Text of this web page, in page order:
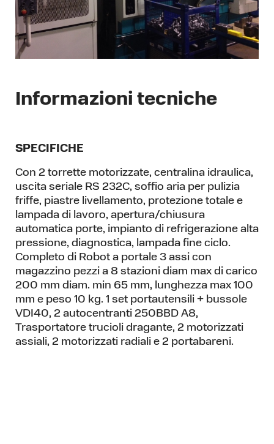
Informazioni tecniche
SPECIFICHE
Con 2 torrette motorizzate, centralina idraulica,
uscita seriale RS 232C, soffio aria per pulizia
friffe, piastre livellamento, protezione totale e
lampada di lavoro, apertura/chiusura
automatica porte, impianto di refrigerazione alta
pressione, diagnostica, lampada fine ciclo.
Completo di Robot a portale 3 assi con
magazzino pezzi a 8 stazioni diam max di carico
200 mm diam. min 65 mm, lunghezza max 100
mm e peso 10 kg. 1 set portautensili + bussole
VDI40, 2 autocentranti 250BBD A8,
Trasportatore trucioli dragante, 2 motorizzati
assiali, 2 motorizzati radiali e 2 portabareni.